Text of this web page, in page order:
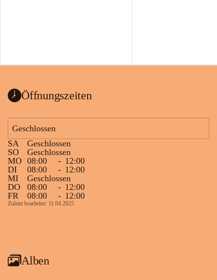
Öffnungszeiten
Geschlossen
SA
Geschlossen
SO
Geschlossen
MO 08:00 - 12:00
DI
08:00 - 12:00
MI
Geschlossen
DO
08:00 - 12:00
FR
08:00 - 12:00
Zuletzt bearbeitet: 11.04.2025
Alben